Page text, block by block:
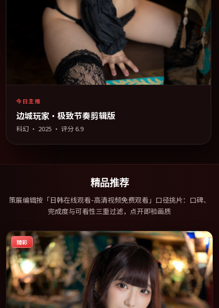
今日主推
边城玩家·极致节奏剪辑版
科幻 · 2025 · 评分6.9
精品推荐
策展编辑按「日韩在线观看-高清视频免费观看」口径挑片：口碑、
完成度与可看性三重过滤，点开即验画质
臻彩